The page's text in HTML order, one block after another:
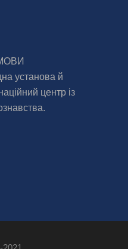
установа й
центр із